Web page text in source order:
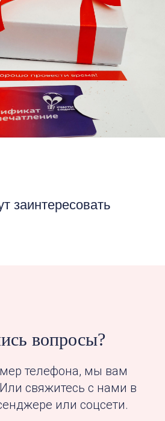
заинтересовать
вопросы?
телефона, мы вам
свяжитесь с нами в
или соцсети.